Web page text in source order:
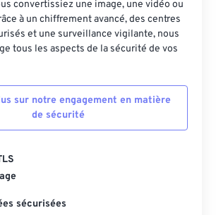
convertissiez une image, une vidéo ou
à un chiffrement avancé, des centres
et une surveillance vigilante, nous
tous les aspects de la sécurité de vos
sur notre engagement en matière
de sécurité
sécurisées